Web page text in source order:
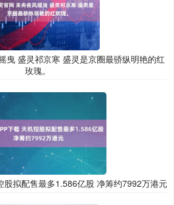
曳 盛灵祁京寒 盛灵是京圈最骄纵明艳的红
玫瑰。
股拟配售最多1.586亿股 净筹约7992万港元